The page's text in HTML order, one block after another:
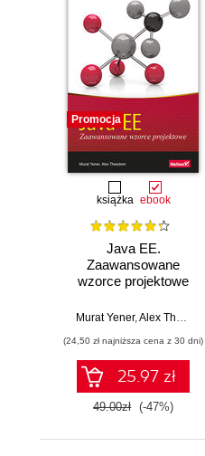
Promocja
książka ebook
Java EE.
Zaawansowane
wzorce projektowe
Murat Yener, Alex Theedom
(24,50 zł najniższa cena z 30 dni)
25.97 zł
49.00zł (-47%)